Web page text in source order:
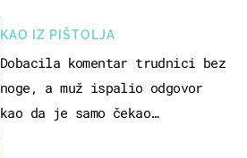
KAO IZ PIŠTOLJA
Dobacila komentar trudnici bez
noge, a muž ispalio odgovor
kao da je samo čekao…